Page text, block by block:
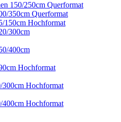
150/250cm Querformat
350cm Querformat
150cm Hochformat
300cm
400cm
Hochformat
300cm Hochformat
400cm Hochformat